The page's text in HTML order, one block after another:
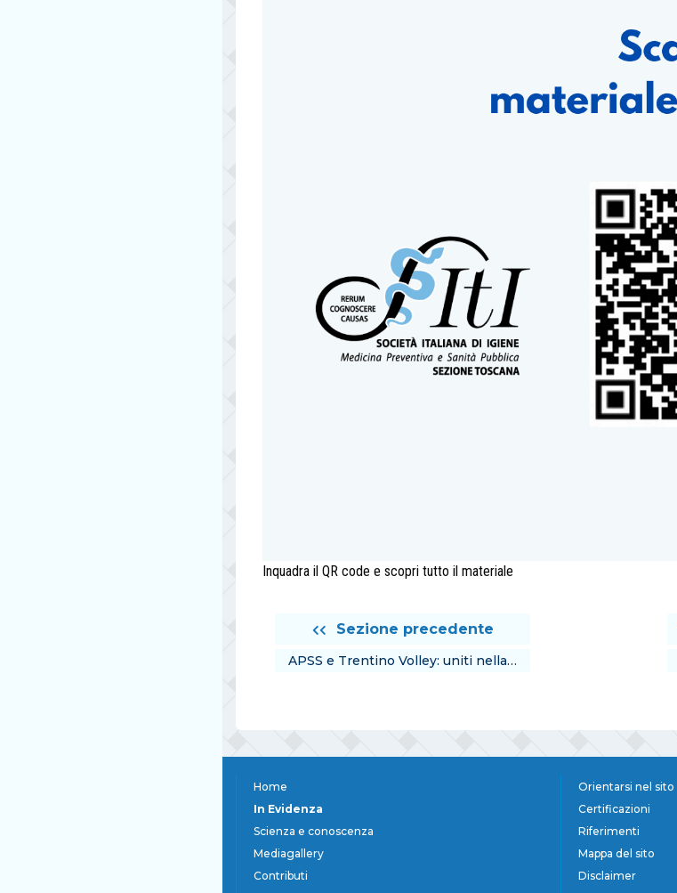
Inquadra il QR code e scopri tutto il materiale
Sezione precedente
APSS e Trentino Volley: uniti nella…
Home
In Evidenza
Scienza e conoscenza
Mediagallery
Contributi
Orientarsi nel sito
Certificazioni
Riferimenti
Mappa del sito
Disclaimer